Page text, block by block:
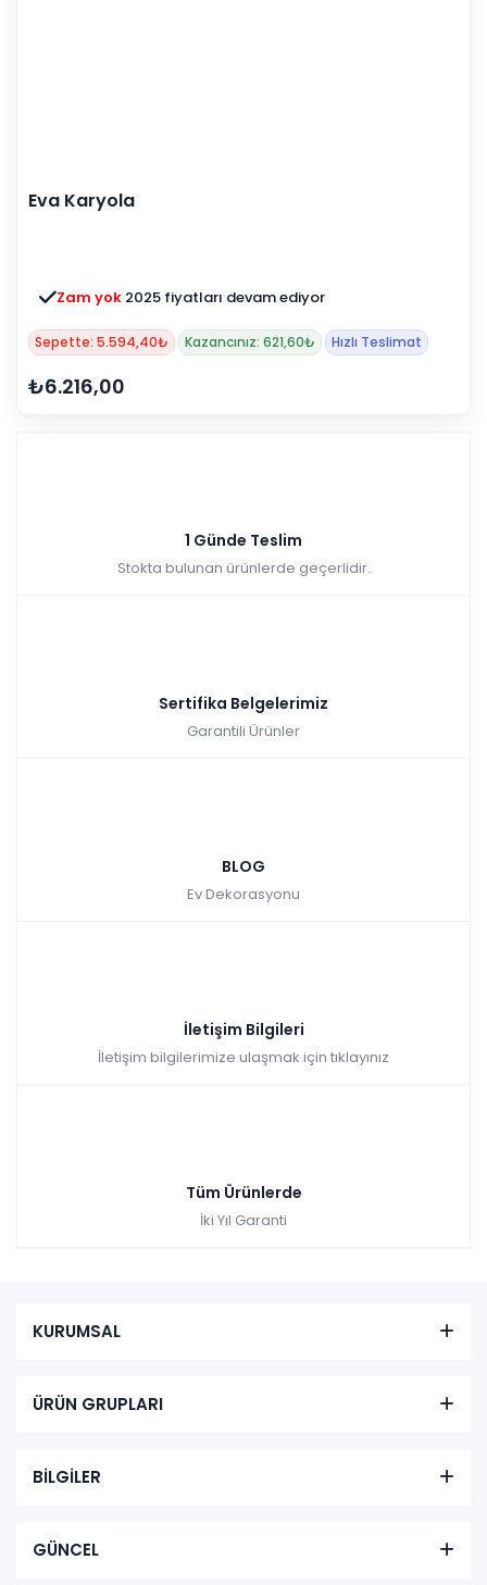
Eva Karyola
Zam yok 2025 fiyatları devam ediyor
Sepette: 5.594,40₺ Kazancınız: 621,60₺ Hızlı Teslimat
₺6.216,00
1 Günde Teslim
Stokta bulunan ürünlerde geçerlidir.
Sertifika Belgelerimiz
Garantili Ürünler
BLOG
Ev Dekorasyonu
İletişim Bilgileri
İletişim bilgilerimize ulaşmak için tıklayınız
Tüm Ürünlerde
İki Yıl Garanti
KURUMSAL
ÜRÜN GRUPLARI
BİLGİLER
GÜNCEL